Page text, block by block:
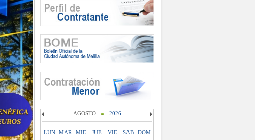
AGOSTO 2026
LUN MAR MIE JUE VIE SAB DOM